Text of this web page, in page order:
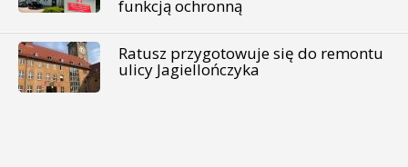
funkcją ochronną
Ratusz przygotowuje się do remontu
ulicy Jagiellończyka